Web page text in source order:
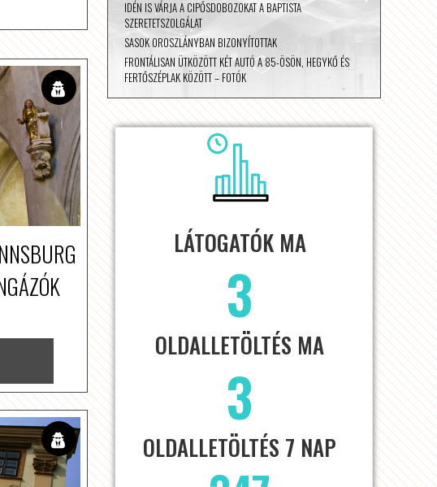
IDÉN IS VÁRJA A CIPŐSDOBOZOKAT A BAPTISTA
SZERETETSZOLGÁLAT
SASOK OROSZLÁNYBAN BIZONYÍTOTTAK
FRONTÁLISAN ÜTKÖZÖTT KÉT AUTÓ A 85-ÖSÖN, HEGYKŐ ÉS
FERTŐSZÉPLAK KÖZÖTT – FOTÓK
LÁTOGATÓK MA
3
OLDALLETÖLTÉS MA
3
OLDALLETÖLTÉS 7 NAP